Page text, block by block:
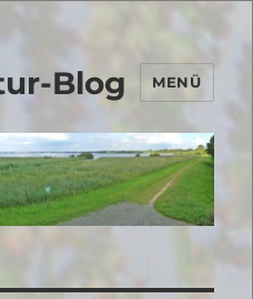
Blog MENÜ